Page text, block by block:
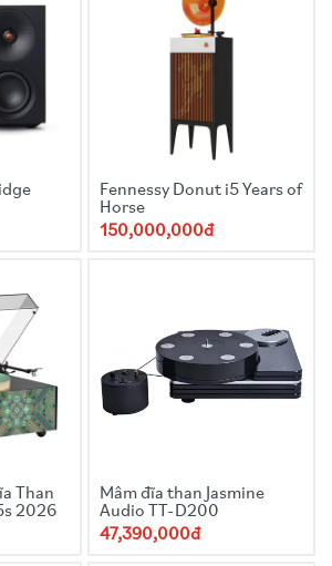
Fennessy Donut i5 Years of
Horse
150,000,000đ
Than
2026
Mâm đĩa than Jasmine
Audio TT-D200
47,390,000đ